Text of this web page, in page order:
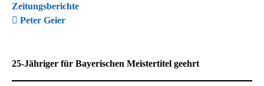
Zeitungsberichte
Peter Geier
25-Jähriger für Bayerischen Meistertitel geehrt